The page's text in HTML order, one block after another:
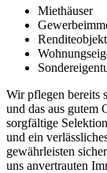
Miethäuser
Wir pflegen bereits
und das aus gutem
sorgfältige
und ein
gewährleisten
uns anvertrauten